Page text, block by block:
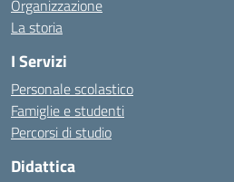
Organizzazione
La storia
I Servizi
Personale scolastico
Famiglie e studenti
Percorsi di studio
Didattica